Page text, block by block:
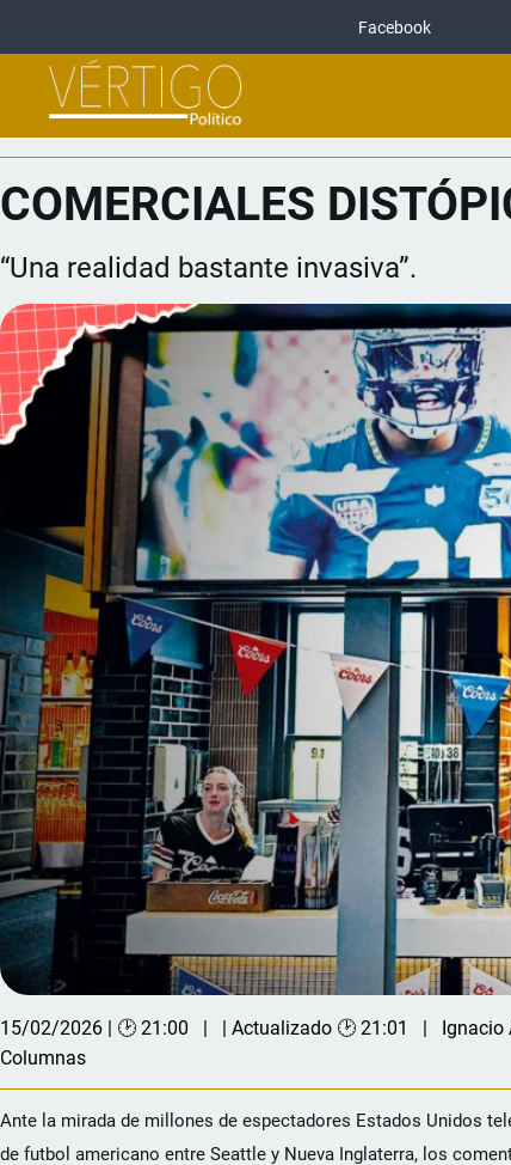
Facebook
COMERCIALES
“Una realidad bastante invasiva”.
15/02/2026 | 🕑 21:00 | Actualizado 🕑 21:01
Ignacio
Columnas
Ante la mirada de millones de espectadores Estados Unidos
de futbol americano entre Seattle y Nueva Inglaterra, los